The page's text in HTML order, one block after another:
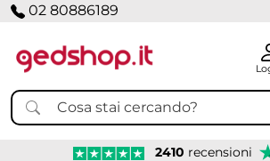
02 80886189
2410 recensioni